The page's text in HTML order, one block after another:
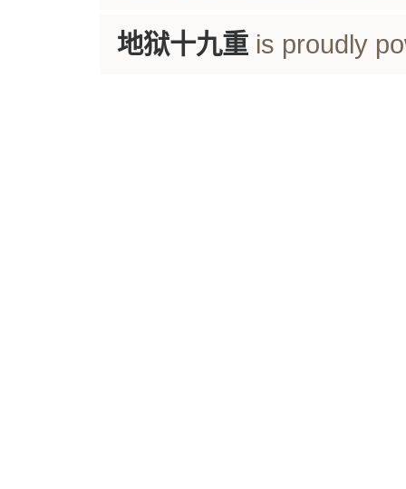
地狱十九重is proudly